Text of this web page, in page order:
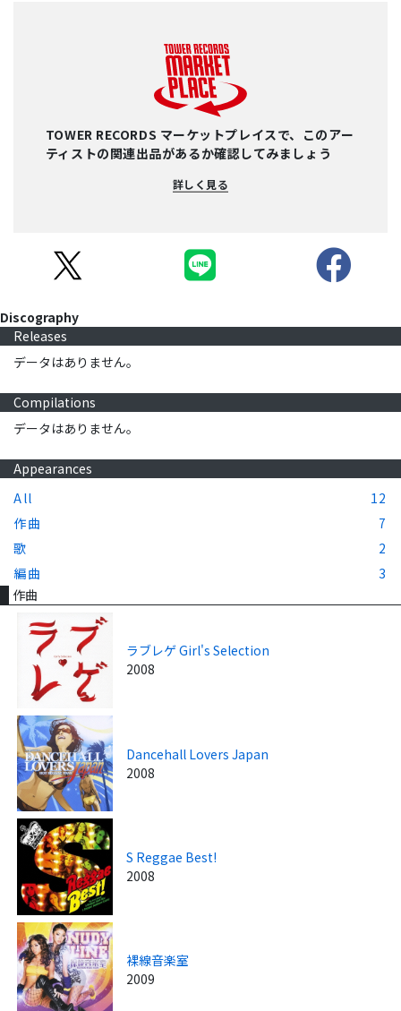
TOWER RECORDS マーケットプレイスで、このアー
ティストの関連出品があるか確認してみましょう
詳しく見る
Discography
Releases
データはありません。
Compilations
データはありません。
Appearances
All
12
作曲
7
歌
2
編曲
3
作曲
ラブレゲ Girl's Selection
2008
Dancehall Lovers Japan
2008
S Reggae Best!
2008
裸線音楽室
2009